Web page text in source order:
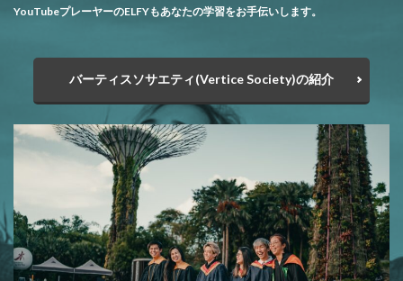
YouTubeプレーヤーのELFYもあなたの学習をお手伝いします。
バーティスソサエティ(Vertice Society)の紹介